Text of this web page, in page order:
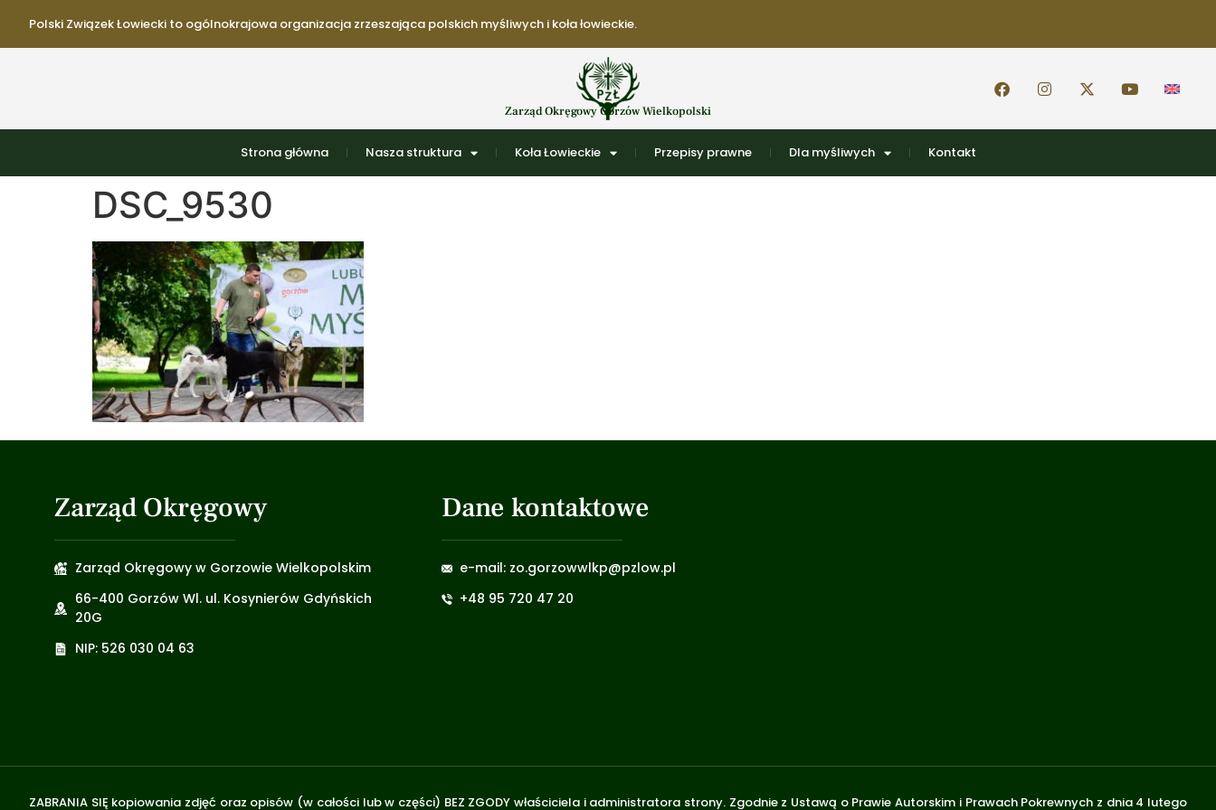
Polski Związek Łowiecki to ogólnokrajowa organizacja zrzeszająca polskich myśliwych i koła łowieckie.
Zarząd Okręgowy Gorzów Wielkopolski
Strona główna Nasza struktura Koła Łowieckie Przepisy prawne Dla myśliwych Kontakt
DSC_9530
Zarząd Okręgowy
Zarząd Okręgowy w Gorzowie Wielkopolskim
66-400 Gorzów Wl. ul. Kosynierów Gdyńskich
20G
NIP: 526 030 04 63
Dane kontaktowe
e-mail: zo.gorzowwlkp@pzlow.pl
+48 95 720 47 20
ZABRANIA SIĘ kopiowania zdjęć oraz opisów (w całości lub w części) BEZ ZGODY właściciela i administratora strony. Zgodnie z Ustawą o Prawie Autorskim i Prawach Pokrewnych z dnia 4 lutego